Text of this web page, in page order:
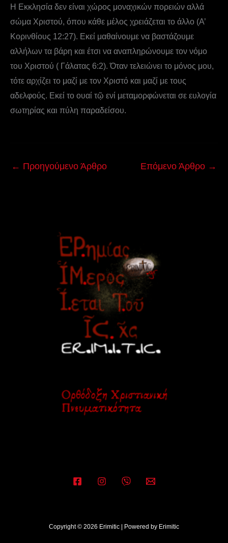
Η Εκκλησία δεν είναι χώρος μοναχικών πορειών αλλά
σώμα Χριστού, όπου κάθε μέλος χρειάζεται το άλλο (Α’
Κορινθίους 12:27). Εκεί μαθαίνουμε να βαστάζουμε
αλλήλων τα βάρη και έτσι να αναπληρώνουμε τον νόμο
του Χριστού ( Γάλατας 6:2). Όταν τελειώνει το μόνος μου,
τότε αρχίζει το μαζί με τον Χριστό και μαζί με τους
αδελφούς. Εκεί το ουαί τῷ ενί μεταμορφώνεται σε ευλογία
σωτηρίας και πύλη παραδείσου.
← Προηγούμενο Άρθρο Επόμενο Άρθρο →
Copyright © 2026 Erimitic | Powered by Erimitic